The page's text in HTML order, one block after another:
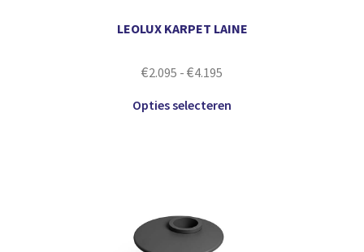
LEOLUX KARPET LAINE
€2.095 - €4.195
Opties selecteren